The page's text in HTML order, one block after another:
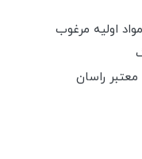
اولیه مرغوب
راسان